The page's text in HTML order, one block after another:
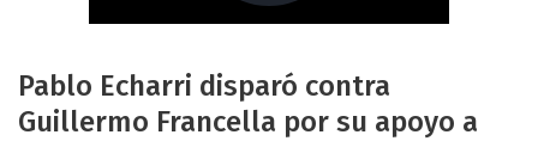
Pablo Echarri disparó contra
Guillermo Francella por su apoyo a